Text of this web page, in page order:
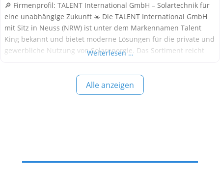
🔎 Firmenprofil: TALENT International GmbH – Solartechnik für
eine unabhängige Zukunft ☀️ Die TALENT International GmbH
mit Sitz in Neuss (NRW) ist unter dem Markennamen Talent
King bekannt und bietet moderne Lösungen für die private und
gewerbliche Nutzung von Solarenergie. Das Sortiment reicht
Solar-Carports und Unterkonstruktionen – alles mit Fokus auf
Weiterlesen …
Alle anzeigen